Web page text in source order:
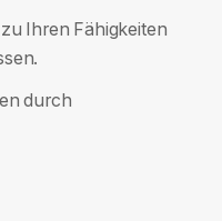
Ihren Fähigkeiten
durch